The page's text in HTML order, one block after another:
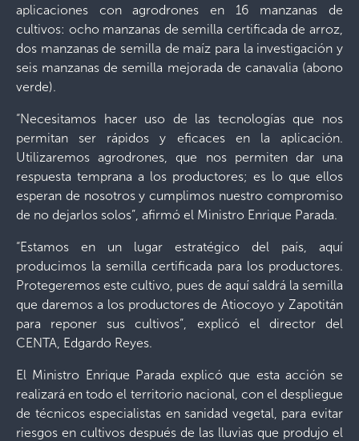
aplicaciones con agrodrones en 16 manzanas de
cultivos: ocho manzanas de semilla certificada de arroz,
dos manzanas de semilla de maíz para la investigación y
seis manzanas de semilla mejorada de canavalia (abono
verde).
“Necesitamos hacer uso de las tecnologías que nos
permitan ser rápidos y eficaces en la aplicación.
Utilizaremos agrodrones, que nos permiten dar una
respuesta temprana a los productores; es lo que ellos
esperan de nosotros y cumplimos nuestro compromiso
de no dejarlos solos”, afirmó el Ministro Enrique Parada.
“Estamos en un lugar estratégico del país, aquí
producimos la semilla certificada para los productores.
Protegeremos este cultivo, pues de aquí saldrá la semilla
que daremos a los productores de Atiocoyo y Zapotitán
para reponer sus cultivos”, explicó el director del
CENTA, Edgardo Reyes.
El Ministro Enrique Parada explicó que esta acción se
realizará en todo el territorio nacional, con el despliegue
de técnicos especialistas en sanidad vegetal, para evitar
riesgos en cultivos después de las lluvias que produjo el